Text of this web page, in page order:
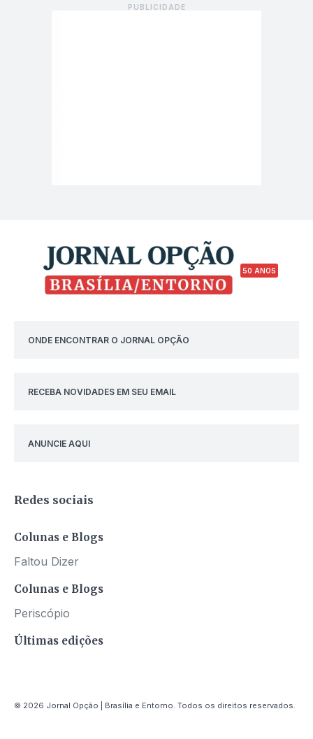
50 ANOS
ONDE ENCONTRAR O JORNAL OPÇÃO
RECEBA NOVIDADES EM SEU EMAIL
ANUNCIE AQUI
Redes sociais
Colunas e Blogs
Faltou Dizer
Colunas e Blogs
Periscópio
Últimas edições
© 2026 Jornal Opção | Brasília e Entorno. Todos os direitos reservados.